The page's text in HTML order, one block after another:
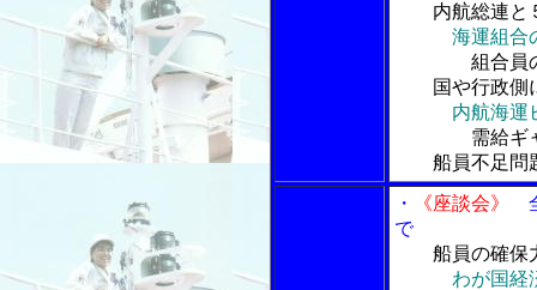
内航総連と
海運組合
組合員の求
国や行政側
内航海運
需給ギャッ
船員不足問題
・ 《座談会》
で
船員の確保
わが国経